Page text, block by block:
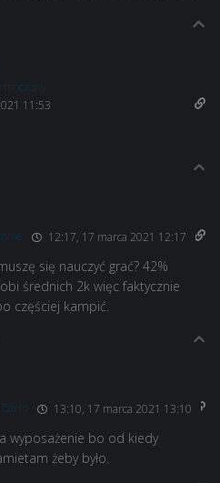
moczony
11:53
12:17, 17 marca 2021 12:17
się nauczyć grać? 42%
średnich 2k więc faktycznie
częściej kampić.
Carro 13:10, 17 marca 2021 13:10
wyposażenie bo od kiedy
żeby było.